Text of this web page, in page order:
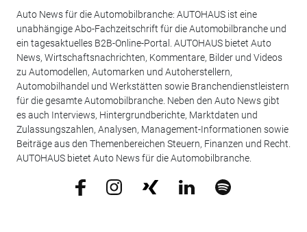
Auto News für die Automobilbranche: AUTOHAUS ist eine
unabhängige Abo-Fachzeitschrift für die Automobilbranche und
ein tagesaktuelles B2B-Online-Portal. AUTOHAUS bietet Auto
News, Wirtschaftsnachrichten, Kommentare, Bilder und Videos
zu Automodellen, Automarken und Autoherstellern,
Automobilhandel und Werkstätten sowie Branchendienstleistern
für die gesamte Automobilbranche. Neben den Auto News gibt
es auch Interviews, Hintergrundberichte, Marktdaten und
Zulassungszahlen, Analysen, Management-Informationen sowie
Beiträge aus den Themenbereichen Steuern, Finanzen und Recht.
AUTOHAUS bietet Auto News für die Automobilbranche.